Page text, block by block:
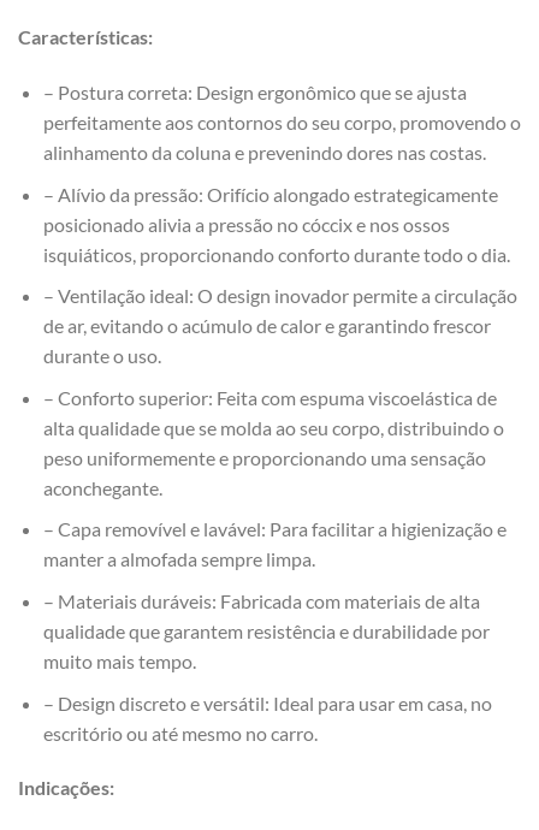
Características:
– Postura correta: Design ergonômico que se ajusta
perfeitamente aos contornos do seu corpo, promovendo o
alinhamento da coluna e prevenindo dores nas costas.
– Alívio da pressão: Orifício alongado estrategicamente
posicionado alivia a pressão no cóccix e nos ossos
isquiáticos, proporcionando conforto durante todo o dia.
– Ventilação ideal: O design inovador permite a circulação
de ar, evitando o acúmulo de calor e garantindo frescor
durante o uso.
– Conforto superior: Feita com espuma viscoelástica de
alta qualidade que se molda ao seu corpo, distribuindo o
peso uniformemente e proporcionando uma sensação
aconchegante.
– Capa removível e lavável: Para facilitar a higienização e
manter a almofada sempre limpa.
– Materiais duráveis: Fabricada com materiais de alta
qualidade que garantem resistência e durabilidade por
muito mais tempo.
– Design discreto e versátil: Ideal para usar em casa, no
escritório ou até mesmo no carro.
Indicações: